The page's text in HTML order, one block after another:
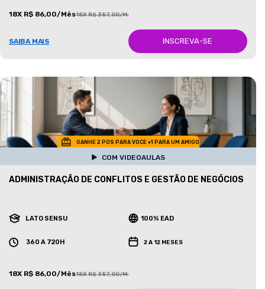
18X R$ 86,00/Mês18X R$ 387,00/Mês
SAIBA MAIS INSCREVA-SE
GANHE 2 POS PARA VOCE +1 PARA UM AMIGO
COM VIDEOAULAS
ADMINISTRAÇÃO DE CONFLITOS E GESTÃO DE NEGÓCIOS
LATO SENSU 100% EAD
360 A 720H 2 A 12 MESES
18X R$ 86,00/Mês18X R$ 387,00/Mês